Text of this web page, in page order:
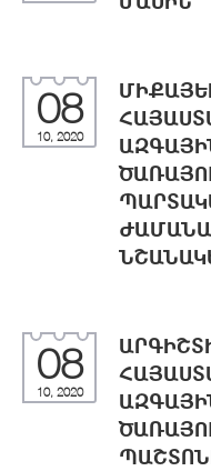
08
10, 2020
08
10, 2020